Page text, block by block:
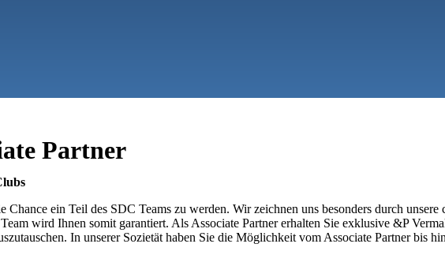
Partner
Chance ein Teil des SDC Teams zu werden. Wir zeichnen uns besonders durch
wird Ihnen somit garantiert. Als Associate Partner erhalten Sie exklusive &P
In unserer Sozietät haben Sie die Möglichkeit vom Associate Partner bis